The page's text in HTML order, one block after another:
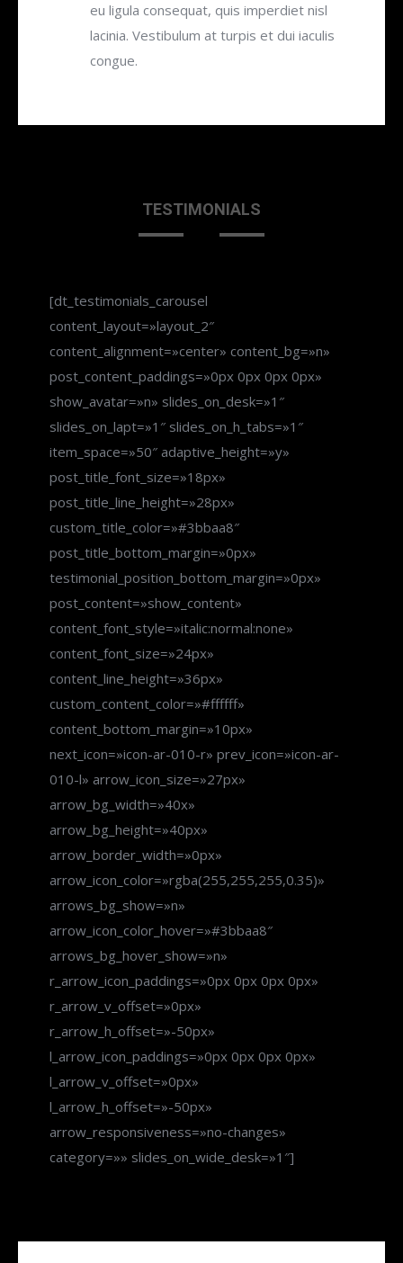
eu ligula consequat, quis imperdiet nisl
lacinia. Vestibulum at turpis et dui iaculis
congue.
TESTIMONIALS
[dt_testimonials_carousel
content_layout=»layout_2″
content_alignment=»center» content_bg=»n»
post_content_paddings=»0px 0px 0px 0px»
show_avatar=»n» slides_on_desk=»1″
slides_on_lapt=»1″ slides_on_h_tabs=»1″
item_space=»50″ adaptive_height=»y»
post_title_font_size=»18px»
post_title_line_height=»28px»
custom_title_color=»#3bbaa8″
post_title_bottom_margin=»0px»
testimonial_position_bottom_margin=»0px»
post_content=»show_content»
content_font_style=»italic:normal:none»
content_font_size=»24px»
content_line_height=»36px»
custom_content_color=»#ffffff»
content_bottom_margin=»10px»
next_icon=»icon-ar-010-r» prev_icon=»icon-ar-
010-l» arrow_icon_size=»27px»
arrow_bg_width=»40x»
arrow_bg_height=»40px»
arrow_border_width=»0px»
arrow_icon_color=»rgba(255,255,255,0.35)»
arrows_bg_show=»n»
arrow_icon_color_hover=»#3bbaa8″
arrows_bg_hover_show=»n»
r_arrow_icon_paddings=»0px 0px 0px 0px»
r_arrow_v_offset=»0px»
r_arrow_h_offset=»-50px»
l_arrow_icon_paddings=»0px 0px 0px 0px»
l_arrow_v_offset=»0px»
l_arrow_h_offset=»-50px»
arrow_responsiveness=»no-changes»
category=»» slides_on_wide_desk=»1″]